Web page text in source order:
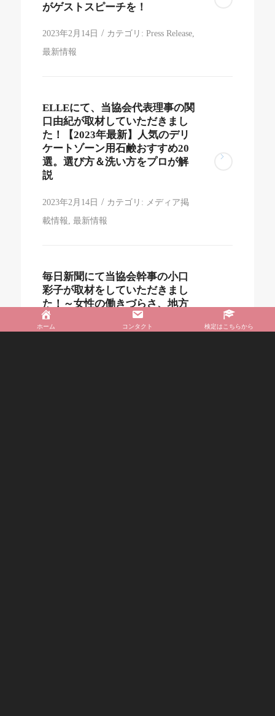
がゲストスピーチを！
2023年2月14日 / カテゴリ: Press Release,
最新情報
ELLEにて、当協会代表理事の関
口由紀が取材していただきまし
た！【2023年最新】人気のデリ
ケートゾーン用石鹸おすすめ20
選。選び方＆洗い方をプロが解
説
2023年2月14日 / カテゴリ: メディア掲
載情報 最新情報
毎日新聞にて当協会幹事の小口
彩子が取材をしていただきまし
た！～女性の働きづらさ、地方
から変える 「フェムテック」
に理解を～
ホーム コンタクト 検定はこちらから